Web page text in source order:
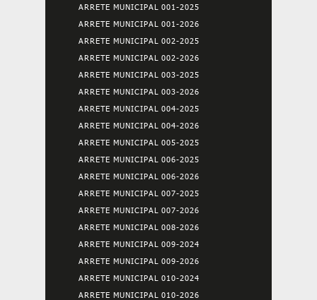
ARRETE MUNICIPAL 001-2025
ARRETE MUNICIPAL 001-2026
ARRETE MUNICIPAL 002-2025
ARRETE MUNICIPAL 002-2026
ARRETE MUNICIPAL 003-2025
ARRETE MUNICIPAL 003-2026
ARRETE MUNICIPAL 004-2025
ARRETE MUNICIPAL 004-2026
ARRETE MUNICIPAL 005-2025
ARRETE MUNICIPAL 006-2025
ARRETE MUNICIPAL 006-2026
ARRETE MUNICIPAL 007-2025
ARRETE MUNICIPAL 007-2026
ARRETE MUNICIPAL 008-2026
ARRETE MUNICIPAL 009-2024
ARRETE MUNICIPAL 009-2026
ARRETE MUNICIPAL 010-2024
ARRETE MUNICIPAL 010-2026